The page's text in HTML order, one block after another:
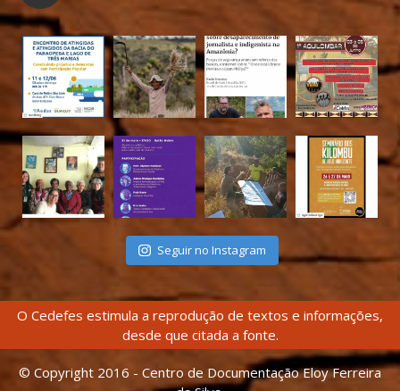
Seguir no Instagram
O Cedefes estimula a reprodução de textos e informações,
desde que citada a fonte.
© Copyright 2016 - Centro de Documentação Eloy Ferreira